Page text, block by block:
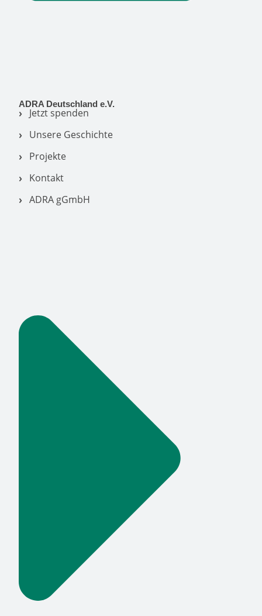
ADRA Deutschland e.V.
Jetzt spenden
Unsere Geschichte
Projekte
Kontakt
ADRA gGmbH